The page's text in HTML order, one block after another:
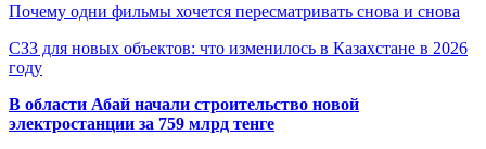
Почему одни фильмы хочется пересматривать снова и снова
СЗЗ для новых объектов: что изменилось в Казахстане в 2026
году
В области Абай начали строительство новой
электростанции за 759 млрд тенге